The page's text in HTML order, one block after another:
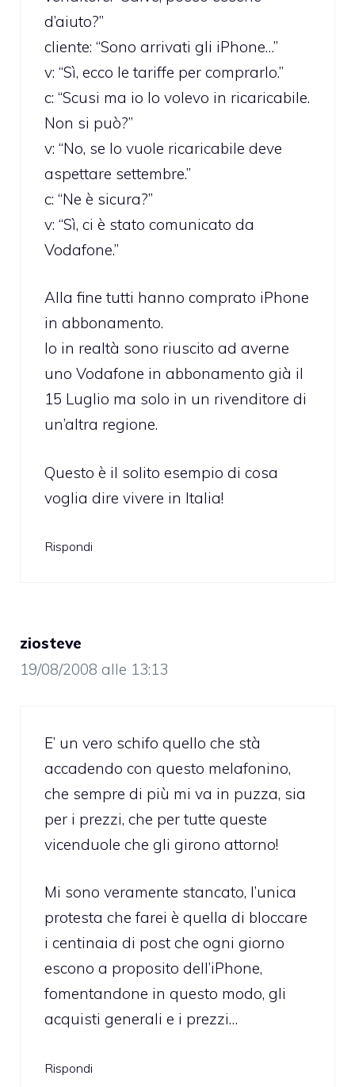
d’aiuto?”
cliente: “Sono arrivati gli iPhone…”
v: “Sì, ecco le tariffe per comprarlo.”
c: “Scusi ma io lo volevo in ricaricabile.
Non si può?”
v: “No, se lo vuole ricaricabile deve
aspettare settembre.”
c: “Ne è sicura?”
v: “Sì, ci è stato comunicato da
Vodafone.”
Alla fine tutti hanno comprato iPhone
in abbonamento.
Io in realtà sono riuscito ad averne
uno Vodafone in abbonamento già il
15 Luglio ma solo in un rivenditore di
un’altra regione.
Questo è il solito esempio di cosa
voglia dire vivere in Italia!
Rispondi
ziosteve
19/08/2008 alle 13:13
E’ un vero schifo quello che stà
accadendo con questo melafonino,
che sempre di più mi va in puzza, sia
per i prezzi, che per tutte queste
vicenduole che gli girono attorno!
Mi sono veramente stancato, l’unica
protesta che farei è quella di bloccare
i centinaia di post che ogni giorno
escono a proposito dell’iPhone,
fomentandone in questo modo, gli
acquisti generali e i prezzi…
Rispondi